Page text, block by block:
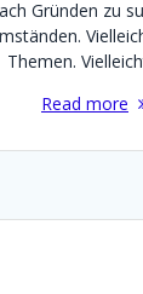
Gründen zu
Themen.
Read more